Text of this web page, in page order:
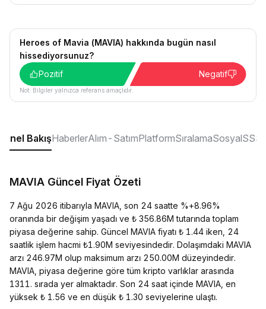
Heroes of Mavia (MAVIA) hakkında bugün nasıl
hissediyorsunuz?
Pozitif
Negatif
Not: Bilgiler yalnızca referans amaçlıdır.
BakışHaberlerAlım-SatımPlatformSıralamaSosyalSSS
MAVIA Güncel Fiyat Özeti
7 Ağu 2026 itibarıyla MAVIA, son 24 saatte %+8.96%
oranında bir değişim yaşadı ve ₺ 356.86M tutarında toplam
piyasa değerine sahip. Güncel MAVIA fiyatı ₺ 1.44 iken, 24
saatlik işlem hacmi ₺1.90M seviyesindedir. Dolaşımdaki MAVIA
arzı 246.97M olup maksimum arzı 250.00M düzeyindedir.
MAVIA, piyasa değerine göre tüm kripto varlıklar arasında
1311. sırada yer almaktadır. Son 24 saat içinde MAVIA, en
yüksek ₺ 1.56 ve en düşük ₺ 1.30 seviyelerine ulaştı.